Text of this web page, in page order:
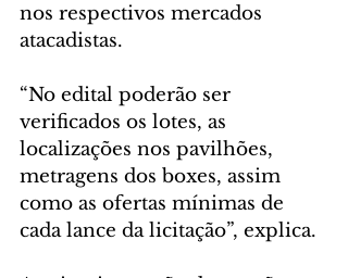
nos respectivos mercados
atacadistas.
“No edital poderão ser
verificados os lotes, as
localizações nos pavilhões,
metragens dos boxes, assim
como as ofertas mínimas de
cada lance da licitação”, explica.